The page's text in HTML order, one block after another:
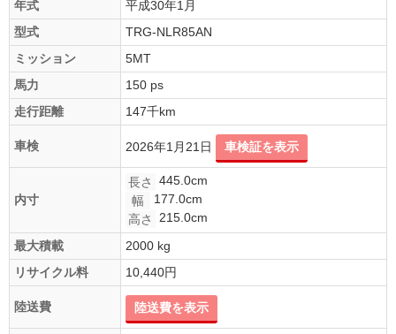
年式
平成30年1月
型式
TRG-NLR85AN
ミッション
5MT
馬力
150 ps
走行距離
147千km
車検 2026年1月21日 車検証を表示
内寸
長さ
445.0cm
幅
177.0cm
高さ
215.0cm
最大積載
2000 kg
リサイクル料
10,440円
陸送費 陸送費を表示